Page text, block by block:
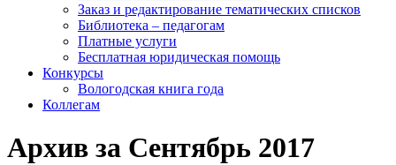
Заказ и редактирование тематических списков
Библиотека – педагогам
Платные услуги
Бесплатная юридическая помощь
Конкурсы
Вологодская книга года
Коллегам
Архив за Сентябрь 2017